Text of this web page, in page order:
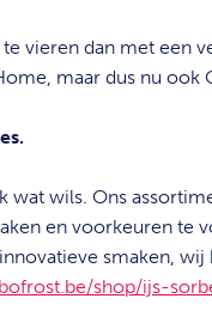
vieren dan met een
maar dus nu ook
wils. Ons
en voorkeuren te
smaken, wij
shop/ijs-